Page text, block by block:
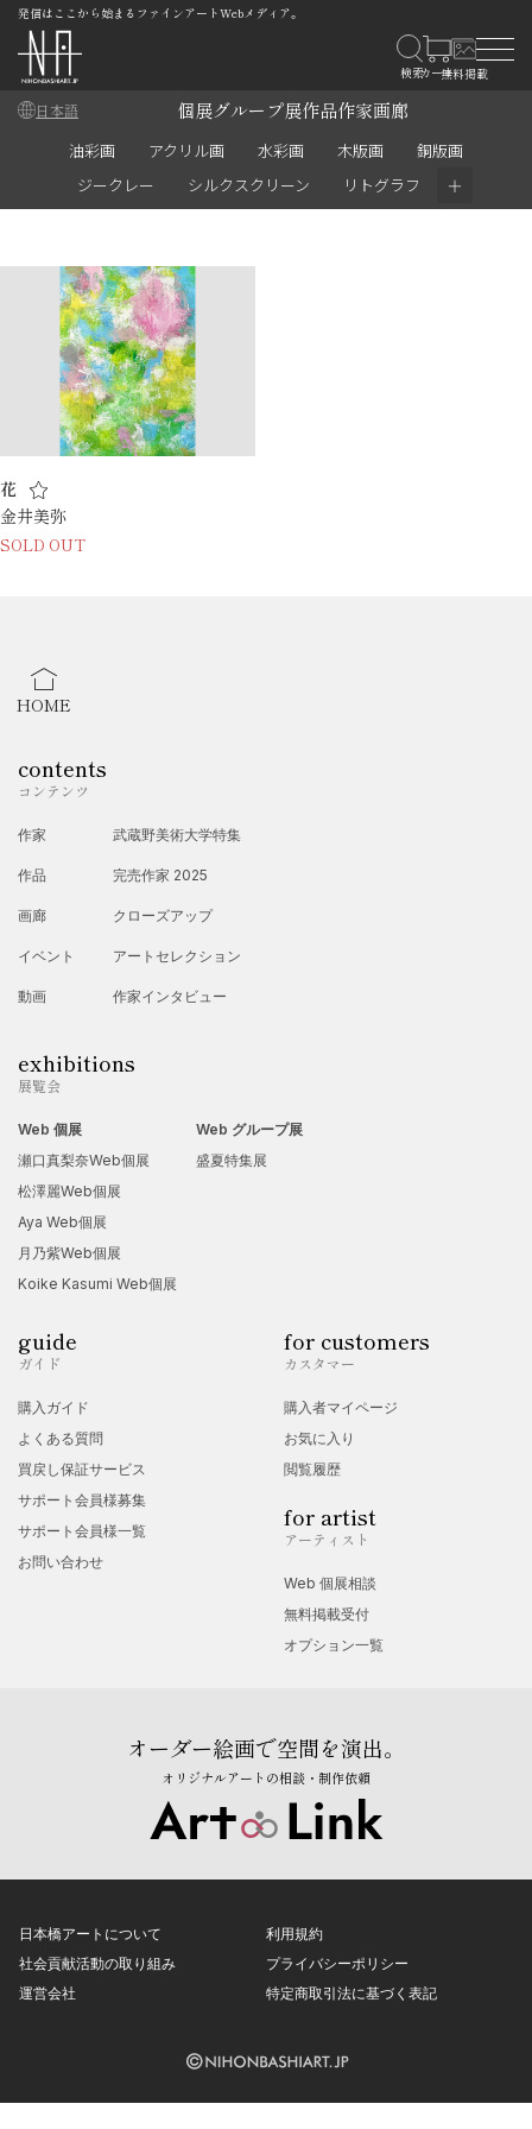
発信はここから始まるファインアートWebメディア。
日本語 個展グループ展作品作家画廊
油彩画 アクリル画 水彩画 木版画
銅版画
ジークレー
シルクスクリーン リトグラフ ＋
花
金井美弥
SOLD OUT
HOME
contents
コンテンツ
作家
作品
画廊
イベント
動画
武蔵野美術大学特集
完売作家 2025
クローズアップ
アートセレクション
作家インタビュー
exhibitions
展覧会
Web 個展
瀬口真梨奈Web個展
松澤麗Web個展
Aya Web個展
月乃紫Web個展
Koike Kasumi Web個展
Web グループ展
盛夏特集展
guide
ガイド
購入ガイド
よくある質問
買戻し保証サービス
サポート会員様募集
サポート会員様一覧
お問い合わせ
for customers
カスタマー
購入者マイページ
お気に入り
閲覧履歴
for artist
アーティスト
Web 個展相談
無料掲載受付
オプション一覧
オーダー絵画で空間を演出。
オリジナルアートの相談・制作依頼
日本橋アートについて
社会貢献活動の取り組み
運営会社
利用規約
プライバシーポリシー
特定商取引法に基づく表記